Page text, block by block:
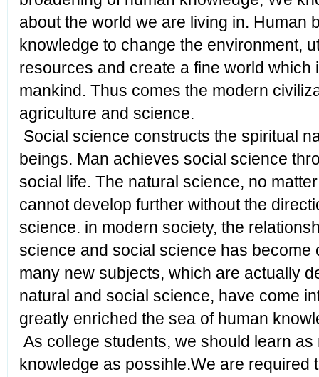
about the world we are living in. Human
knowledge to change the environment,
resources and create a fine world which
mankind. Thus comes the modern
agriculture and science.
Social science constructs the spiritual
beings. Man achieves social science
social life. The natural science, no
cannot develop further without the
science. in modern society, the
science and social science has become
many new subjects, which are actually
natural and social science, have come
greatly enriched the sea of human
As college students, we should learn as
knowledge as possihle.We are required